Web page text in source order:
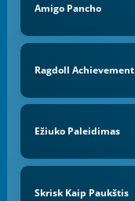
Amigo Pancho
Ragdoll Achievement
Ežiuko Paleidimas
Skrisk Kaip Paukštis